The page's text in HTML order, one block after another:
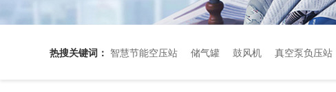
热搜关键词： 智慧节能空压站 储气罐 鼓风机 真空泵负压站